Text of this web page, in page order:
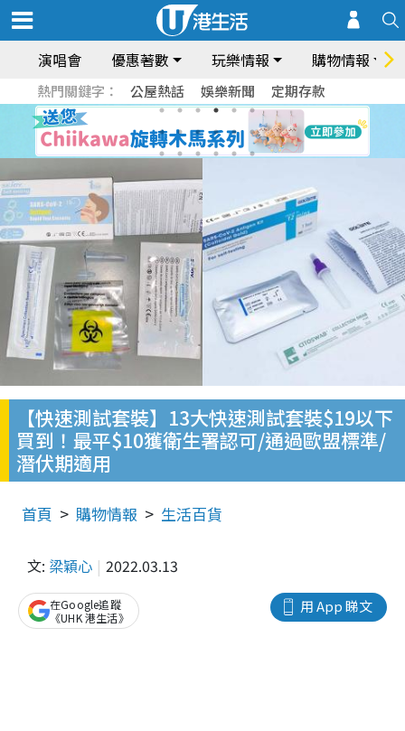
演唱會 優惠著數 玩樂情報 購物情報
熱門關鍵字： 公屋熱話 娛樂新聞 定期存款
【快速測試套裝】13大快速測試套裝$19以下
買到！最平$10獲衛生署認可/通過歐盟標準/
潛伏期適用
首頁 購物情報 生活百貨
文: 梁穎心 2022.03.13
用 App 睇文
在Google追蹤
《UHK 港生活》